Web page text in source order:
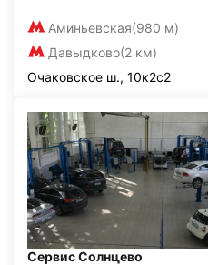
Аминьевская(980 м)
Давыдково(2 км)
Очаковское ш., 10к2с2
Сервис Солнцево